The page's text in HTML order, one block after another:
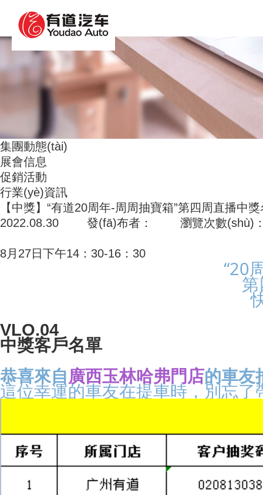
集團動態(tài)
展會信息
促銷活動
行業(yè)資訊
【中獎】“有道20周年-周周抽寶箱”第四周直播中獎名
2022.08.30 發(fā)布者： 瀏覽次數(shù)
8月27日下午14：30-16：30
“20
VLO.04
中獎客戶名單
恭喜來自廣西玉林哈弗門店的車友
這位幸運的車友在提車時，別忘了